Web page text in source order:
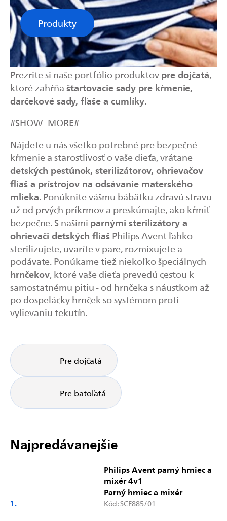
Produkty
Prezrite si naše portfólio produktov pre dojčatá,
ktoré zahŕňa štartovacie sady pre kŕmenie,
darčekové sady, fľaše a cumlíky.
#SHOW_MORE#
Nájdete u nás všetko potrebné pre bezpečné
kŕmenie a starostlivosť o vaše dieťa, vrátane
detských pestúnok, sterilizátorov, ohrievačov
fliaš a prístrojov na odsávanie materského
mlieka. Ponúknite vášmu bábätku zdravú stravu
už od prvých príkrmov a preskúmajte, ako kŕmiť
bezpečne. S našimi parnými sterilizátory a
ohrievači detských fliaš Philips Avent ľahko
sterilizujete, uvaríte v pare, rozmixujete a
podávate. Ponúkame tiež niekoľko špeciálnych
hrnčekov, ktoré vaše dieťa prevedú cestou k
samostatnému pitiu - od hrnčeka s náustkom až
po dospelácky hrnček so systémom proti
vylievaniu tekutín.
Pre dojčatá
Pre batoľatá
Najpredávanejšie
Philips Avent parný hrniec a
mixér 4v1
Parný hrniec a mixér
Kód:SCF885/01